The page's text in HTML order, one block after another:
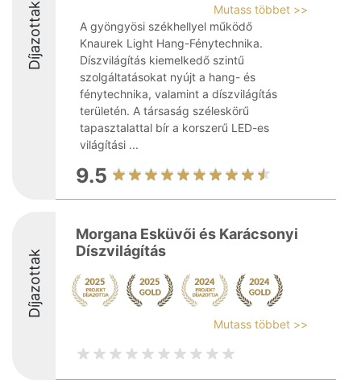
Díjazottak
Mutass többet >>
A gyöngyösi székhellyel működő
Knaurek Light Hang-Fénytechnika.
Díszvilágítás kiemelkedő szintű
szolgáltatásokat nyújt a hang- és
fénytechnika, valamint a díszvilágítás
területén. A társaság széleskörű
tapasztalattal bír a korszerű LED-es
világítási ...
9.5
Díjazottak
Morgana Esküvői és Karácsonyi
Díszvilágítás
Mutass többet >>